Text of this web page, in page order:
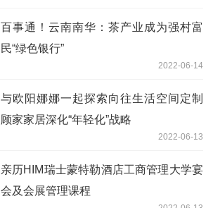
百事通！云南南华：茶产业成为强村富
民“绿色银行”
2022-06-14
与欧阳娜娜一起探索向往生活空间定制
顾家家居深化“年轻化”战略
2022-06-13
亲历HIM瑞士蒙特勒酒店工商管理大学宴
会及会展管理课程